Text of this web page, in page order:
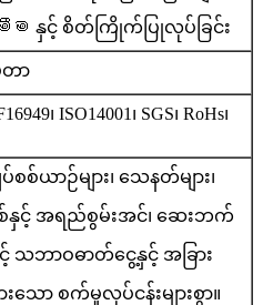
နှင့် စိတ်ကြိုက်ပြုလုပ်ခြင်း
တာ
၊ ISO14001၊ SGS၊ RoHs၊
စ်ယာဉ်များ၊ သေနတ်များ၊
င့် အရည်စွမ်းအင်၊ ဆေးဘက်
သဘာဝဓာတ်ငွေ့နှင့် အခြား
သော စက်မှုလုပ်ငန်းများစွာ။